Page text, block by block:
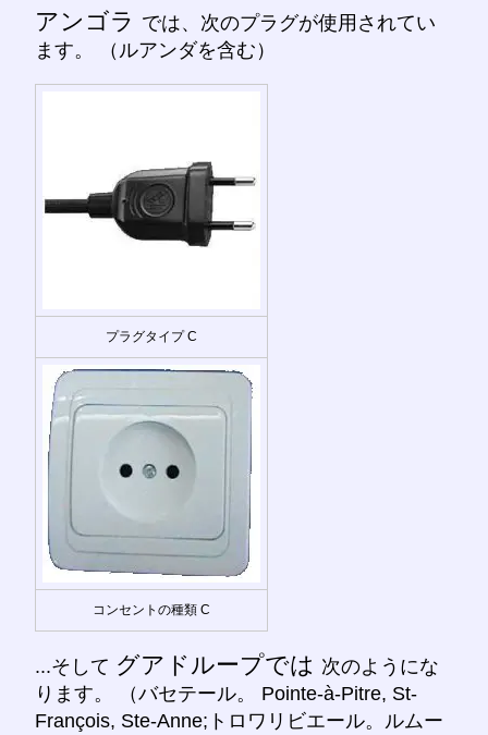
アンゴラ では、次のプラグが使用されてい
ます。 （ルアンダを含む）
プラグタイプ C
コンセントの種類 C
...そして グアドループでは 次のようにな
ります。 （バセテール。 Pointe-à-Pitre, St-
François, Ste-Anne;トロワリビエール。ルムー